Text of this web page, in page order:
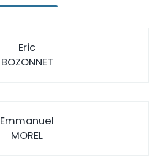
Eric
BOZONNET
Emmanuel
MOREL